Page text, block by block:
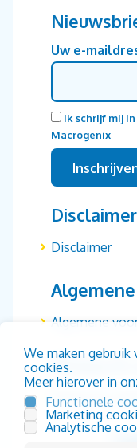
Uw e-
Ik schrijf mij
Macrogenix
Disclaimer
Disclaimer
Algemene
Privacy &
Privacy &
We maken gebruik
cookies.
Meer hierover in
Functionele
Marketing
Analytische